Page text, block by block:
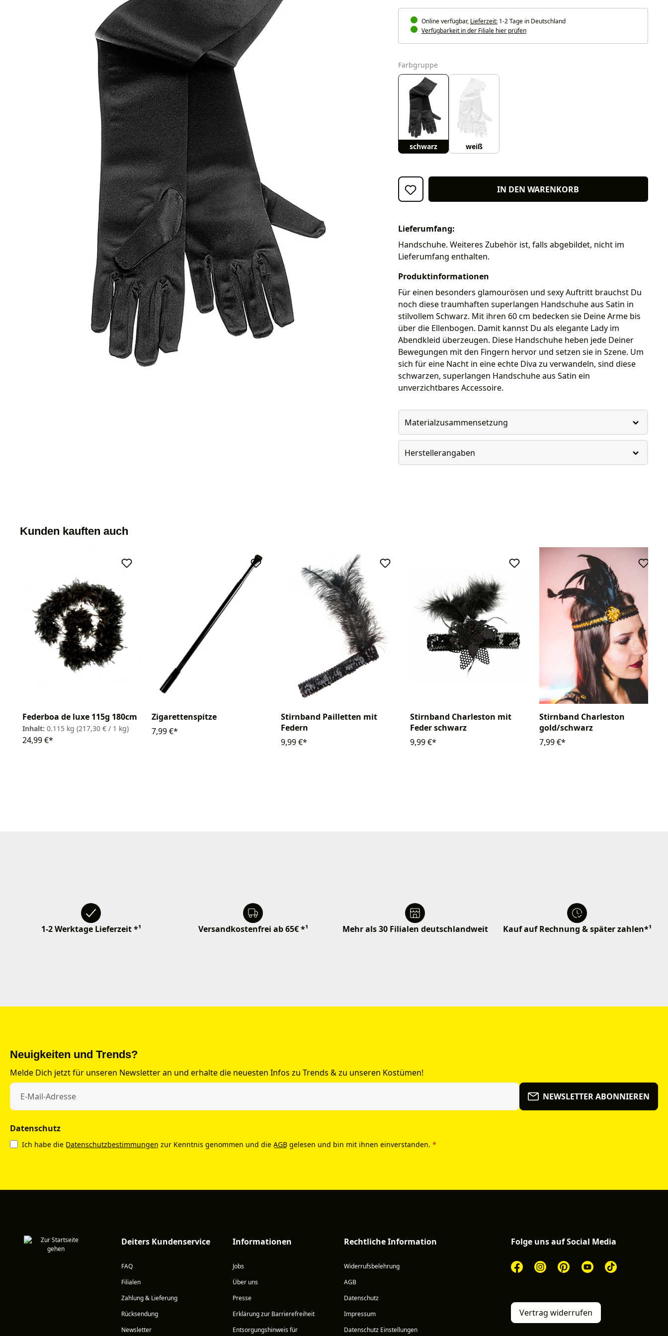
Online verfügbar, Lieferzeit:1-2 Tage in Deutschland
Verfügbarkeit in der Filiale hier prüfen
Farbgruppeauswählen
schwarz weiß
IN DEN WARENKORB
Lieferumfang:
Handschuhe. Weiteres Zubehör ist, falls abgebildet, nicht im
Lieferumfang enthalten.
Produktinformationen
Für einen besonders glamourösen und sexy Auftritt brauchst Du
noch diese traumhaften superlangen Handschuhe aus Satin in
stilvollem Schwarz. Mit ihren 60 cm bedecken sie Deine Arme bis
über die Ellenbogen. Damit kannst Du als elegante Lady im
Abendkleid überzeugen. Diese Handschuhe heben jede Deiner
Bewegungen mit den Fingern hervor und setzen sie in Szene. Um
sich für eine Nacht in eine echte Diva zu verwandeln, sind diese
schwarzen, superlangen Handschuhe aus Satin ein
unverzichtbares Accessoire.
Materialzusammensetzung
Herstellerangaben
Kunden kauften auch
Federboa de luxe 115g 180cm
Inhalt: 0.115 kg (217,30 € / 1 kg)
24,99 €*
Zigarettenspitze
7,99 €*
Stirnband Pailletten mit
Federn
9,99 €*
Stirnband Charleston mit
Feder schwarz
9,99 €*
Stirnband Charleston
gold/schwarz
7,99 €*
1-2 Werktage Lieferzeit *¹ Versandkostenfrei ab 65€ *¹ Mehr als 30 Filialen deutschlandweit Kauf auf Rechnung & später zahlen*¹
Neuigkeiten und Trends?
Melde Dich jetzt für unseren Newsletter an und erhalte die neuesten Infos zu Trends & zu unseren Kostümen!
NEWSLETTER ABONNIEREN
Datenschutz
Ich habe die Datenschutzbestimmungen zur Kenntnis genommen und die AGB gelesen und bin mit ihnen einverstanden. *
Deiters Kundenservice
FAQ
Filialen
Zahlung & Lieferung
Rücksendung
Newsletter
Informationen
Jobs
Über uns
Presse
Erklärung zur Barrierefreiheit
Entsorgungshinweis für
Rechtliche Information
Widerrufsbelehrung
AGB
Datenschutz
Impressum
Datenschutz Einstellungen
Folge uns auf Social Media
Vertrag widerrufen